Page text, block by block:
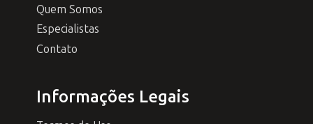
Quem Somos
Especialistas
Contato
Informações Legais